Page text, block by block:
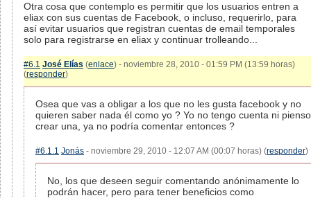
Otra cosa que contemplo es permitir que los usuarios entren a
eliax con sus cuentas de Facebook, o incluso, requerirlo, para
así evitar usuarios que registran cuentas de email temporales
solo para registrarse en eliax y continuar trolleando...
#6.1 José Elías (enlace) - noviembre 28, 2010 - 01:59 PM (13:59 horas)
(responder)
Osea que vas a obligar a los que no les gusta facebook y no
quieren saber nada él como yo ? Yo no tengo cuenta ni pienso
crear una, ya no podría comentar entonces ?
#6.1.1 Jonás - noviembre 29, 2010 - 12:07 AM (00:07 horas) (responder)
No, los que deseen seguir comentando anónimamente lo
podrán hacer, pero para tener beneficios como